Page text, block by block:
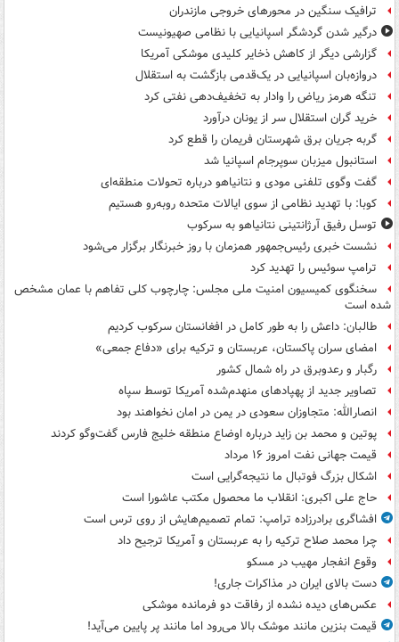
ترافیک سنگین در محورهای خروجی مازندران
درگیر شدن گردشگر اسپانیایی با نظامی صهیونیست
گزارشی دیگر از کاهش ذخایر کلیدی موشکی آمریکا
دروازه‌بان اسپانیایی در یک‌قدمی بازگشت به استقلال
تنگه هرمز ریاض را وادار به تخفیف‌دهی نفتی کرد
خرید گران استقلال سر از یونان درآورد
گربه جریان برق شهرستان فریمان را قطع کرد
استانبول میزبان سوپرجام اسپانیا شد
گفت وگوی تلفنی مودی و نتانیاهو درباره تحولات منطقه‌ای
کوبا: با تهدید نظامی از سوی ایالات متحده روبه‌رو هستیم
توسل رفیق آرژانتینی نتانیاهو به سرکوب
نشست خبری رئیس‌جمهور همزمان با روز خبرنگار برگزار می‌شود
ترامپ سوئیس را تهدید کرد
سخنگوی کمیسیون امنیت ملی مجلس: چارچوب کلی تفاهم با عمان مشخص
شده است
طالبان: داعش را به طور کامل در افغانستان سرکوب کردیم
امضای سران پاکستان، عربستان و ترکیه برای «دفاع جمعی»
رگبار و رعدوبرق در راه شمال کشور
تصاویر جدید از پهپادهای منهدم‌شده آمریکا توسط سپاه
انصارالله: متجاوزان سعودی در یمن در امان نخواهند بود
پوتین و محمد بن زاید درباره اوضاع منطقه خلیج فارس گفت‌وگو کردند
قیمت جهانی نفت امروز ۱۶ مرداد
اشکال بزرگ فوتبال ما نتیجه‌گرایی است
حاج علی اکبری: انقلاب ما محصول مکتب عاشورا است
افشاگری برادرزاده ترامپ: تمام تصمیم‌هایش از روی ترس است
چرا محمد صلاح ترکیه را به عربستان و آمریکا ترجیح داد
وقوع انفجار مهیب در مسکو
دست بالای ایران در مذاکرات جاری!
عکس‌های دیده نشده از رفاقت دو فرمانده‌ موشکی
قیمت بنزین مانند موشک بالا می‌رود اما مانند پر پایین می‌آید!